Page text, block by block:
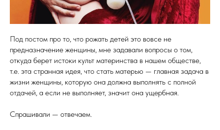
Под постом про то, что рожать детей это вовсе не
предназначение женщины, мне задавали вопросы о том,
откуда берет истоки культ материнства в нашем обществе,
т.е. эта странная идея, что стать матерью — главная задача в
жизни женщины, которую она должна выполнять с полной
отдачей, а если не выполняет, значит она ущербная.⠀
Спрашивали — отвечаем.⠀